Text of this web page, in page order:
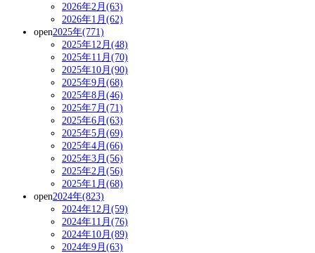
2026年2月(63)
2026年1月(62)
open2025年(771)
2025年12月(48)
2025年11月(70)
2025年10月(90)
2025年9月(68)
2025年8月(46)
2025年7月(71)
2025年6月(63)
2025年5月(69)
2025年4月(66)
2025年3月(56)
2025年2月(56)
2025年1月(68)
open2024年(823)
2024年12月(59)
2024年11月(76)
2024年10月(89)
2024年9月(63)